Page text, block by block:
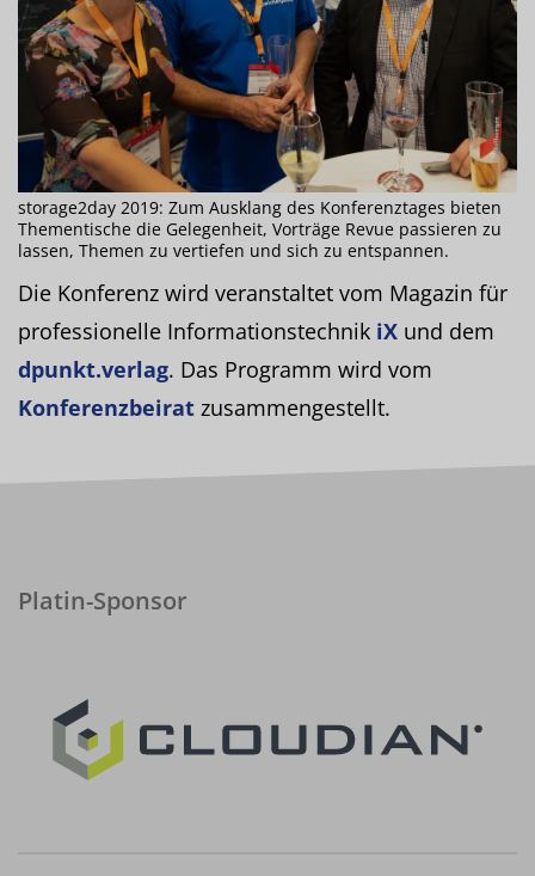
storage2day 2019: Zum Ausklang des Konferenztages bieten
Thementische die Gelegenheit, Vorträge Revue passieren zu
lassen, Themen zu vertiefen und sich zu entspannen.
Die Konferenz wird veranstaltet vom Magazin für
professionelle Informationstechnik iX und dem
dpunkt.verlag. Das Programm wird vom
Konferenzbeirat zusammengestellt.
Platin-Sponsor